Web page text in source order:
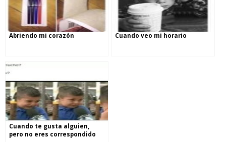
Abriendo mi corazón Cuando veo mi horario
Cuando te gusta alguien,
pero no eres correspondido